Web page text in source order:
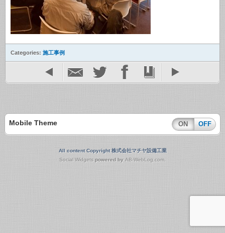
Categories: 施工事例
Mobile Theme ON OFF
All content Copyright 株式会社マチヤ設備工業
Social Widgets powered by AB-WebLog.com.